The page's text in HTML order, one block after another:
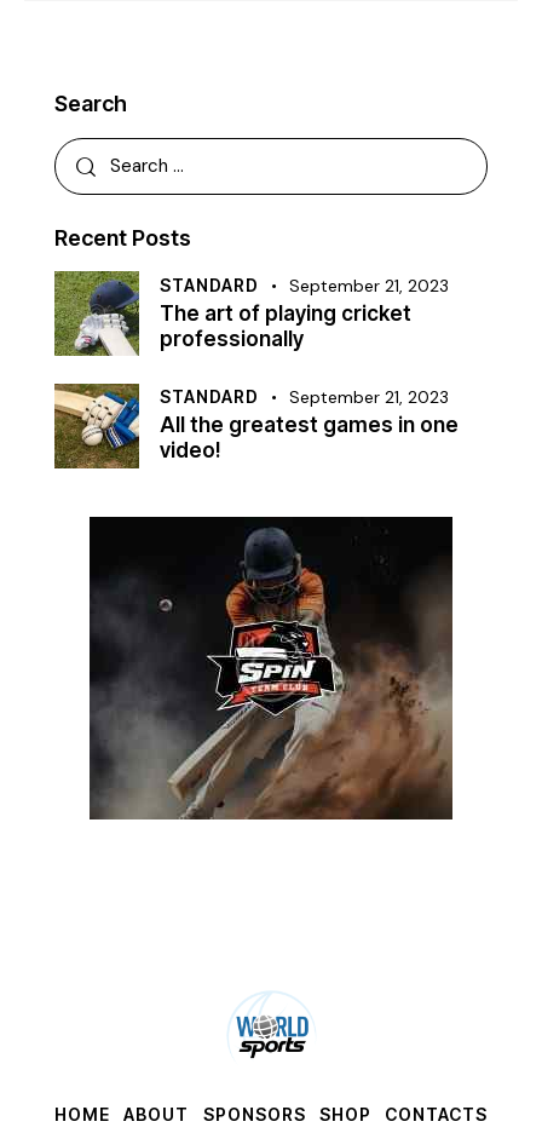
Search
Recent Posts
STANDARD September 21, 2023
The art of playing cricket
professionally
STANDARD September 21, 2023
All the greatest games in one
video!
HOME ABOUT SPONSORS SHOP CONTACTS